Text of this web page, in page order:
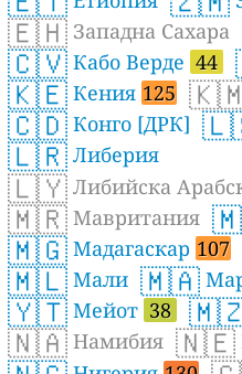
🇪🇭 Западна Сахара
🇨🇻 Кабо Верде 44
🇰🇪 Кения 125
🇨🇩 Конго [ДРК]
🇱🇷 Либерия
🇱🇾 Либийска
🇲🇷 Мавритания
🇲🇬 Мадагаскар 107
🇲🇱 Мали 🇲🇦
🇾🇹 Мейот 38
🇳🇦 Намибия 🇳🇪